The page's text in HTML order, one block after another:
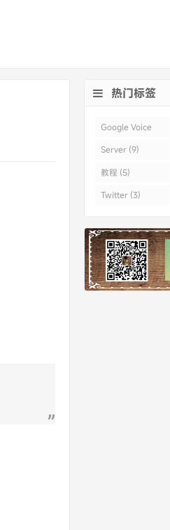
热门标签
Google Voice
(43)
Server (9)
教程 (5)
Twitter (3)